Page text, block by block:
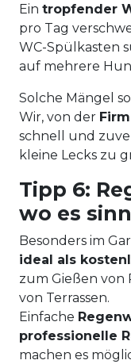
Ein tropfender
pro Tag
WC-Spülkasten
auf mehrere
Solche Mängel
Wir, von der
schnell und
kleine Lecks zu
Tipp 6:
wo es
Besonders im
ideal als
zum Gießen von
von Terrassen.
Einfache
professionelle
machen es